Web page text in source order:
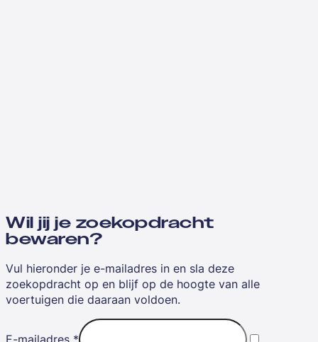
Wil jij je zoekopdracht
bewaren?
Vul hieronder je e-mailadres in en sla deze
zoekopdracht op en blijf op de hoogte van alle
voertuigen die daaraan voldoen.